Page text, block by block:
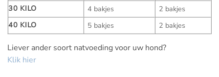
30 KILO
4 bakjes
2 bakjes
40 KILO
5 bakjes 2 bakjes
Liever ander soort natvoeding voor uw hond?
Klik hier